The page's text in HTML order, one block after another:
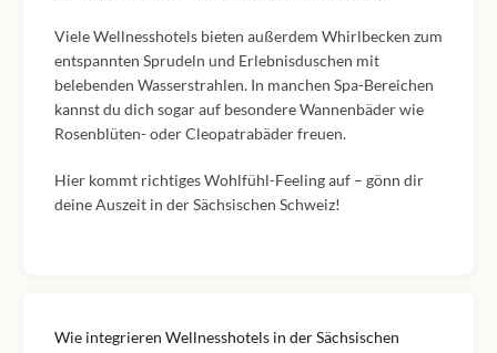
Viele Wellnesshotels bieten außerdem Whirlbecken zum
entspannten Sprudeln und Erlebnisduschen mit
belebenden Wasserstrahlen. In manchen Spa-Bereichen
kannst du dich sogar auf besondere Wannenbäder wie
Rosenblüten- oder Cleopatrabäder freuen.
Hier kommt richtiges Wohlfühl-Feeling auf – gönn dir
deine Auszeit in der Sächsischen Schweiz!
Wie integrieren Wellnesshotels in der Sächsischen